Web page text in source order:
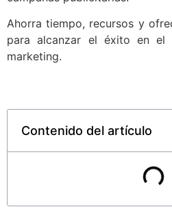
Ahorra tiempo, recursos y
para alcanzar el éxito en el
marketing.
Contenido del artículo